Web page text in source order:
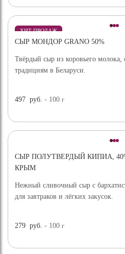
ХИТ ПРОДАЖ
СЫР МОНДОР GRANO 50%
Твёрдый сыр из коровьего
традициям в Беларуси.
497 руб. - 100г
СЫР ПОЛУТВЕРДЫЙ КИПИА,
КРЫМ
Нежный сливочный сыр с
для завтраков и лёгких закусок.
279 руб. - 100г